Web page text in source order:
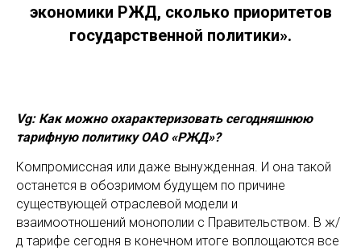
экономики РЖД, сколько приоритетов
государственной политики».
Vg: Как можно охарактеризовать сегодняшнюю
тарифную политику ОАО «РЖД»?
Компромиссная или даже вынужденная. И она такой
останется в обозримом будущем по причине
существующей отраслевой модели и
взаимоотношений монополии с Правительством. В ж/
д тарифе сегодня в конечном итоге воплощаются все